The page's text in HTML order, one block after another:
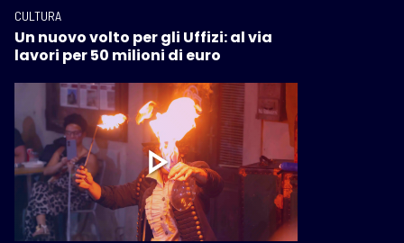
CULTURA
Un nuovo volto per gli Uffizi: al via
lavori per 50 milioni di euro